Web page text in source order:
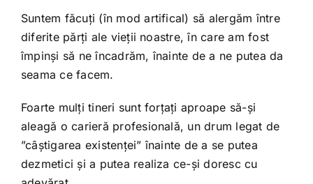
Suntem făcuți (în mod artifical) să alergăm între
diferite părți ale vieții noastre, în care am fost
împinși să ne încadrăm, înainte de a ne putea da
seama ce facem.
Foarte mulți tineri sunt forțați aproape să-și
aleagă o carieră profesională, un drum legat de
”câștigarea existenței” înainte de a se putea
dezmetici și a putea realiza ce-și doresc cu